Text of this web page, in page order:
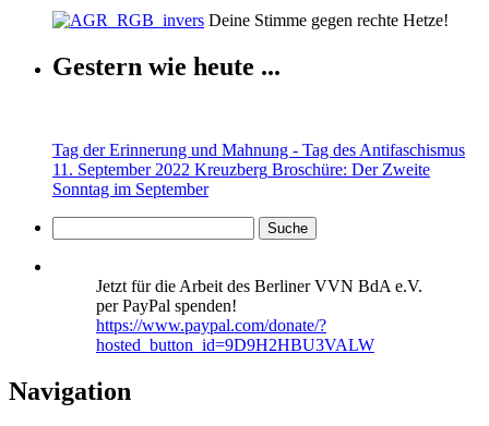
Deine Stimme gegen rechte Hetze!
Gestern wie heute ...
Tag der Erinnerung und Mahnung - Tag des Antifaschismus
11. September 2022 Kreuzberg Broschüre: Der Zweite
Sonntag im September
Jetzt für die Arbeit des Berliner VVN BdA e.V.
per PayPal spenden!
https://www.paypal.com/donate/?
hosted_button_id=9D9H2HBU3VALW
Navigation